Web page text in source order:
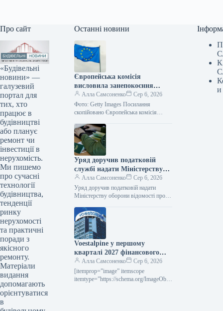
Про сайт
«Будівельні
новини» —
галузевий
портал для
тих, хто
працює в
будівництві
або планує
ремонт чи
інвестиції в
нерухомість.
Ми пишемо
про сучасні
технології
будівництва,
тенденції
ринку
нерухомості
та практичні
поради з
якісного
ремонту.
Матеріали
видання
допомагають
орієнтуватися
в
Останні новини
Європейська комісія
висловила занепокоєння
Румунії щодо її планів
відтермінувати закриття
вугільних електростанцій.
Алла Самсоненко
Сер 6, 2026
Фото: Getty Images Посилання
скопійовано Європейська комісія
відхилення від запланованого графіку
виведення з експлуатації
електростанцій, що…
Уряд доручив податковій
службі надати Міністерству
оборони інформацію про
чоловіків віком від 18 до 60
років.
Алла Самсоненко
Сер 6, 2026
Уряд доручив податковій надати
Міністерству оборони відомості про
Посилання скопійовано Кабінет
міністрів України дав доручення…
Voestalpine у першому
кварталі 2027 фінансового
року підвищила виручку на
2,4% порівняно з попереднім
роком.
Алла Самсоненко
Сер 6, 2026
[itemprop=”image” itemscope
itemtype=”https://schema.org/ImageObje
и